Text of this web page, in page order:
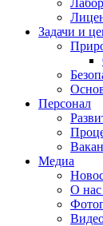
Задачи и
Персонал
Медиа
О